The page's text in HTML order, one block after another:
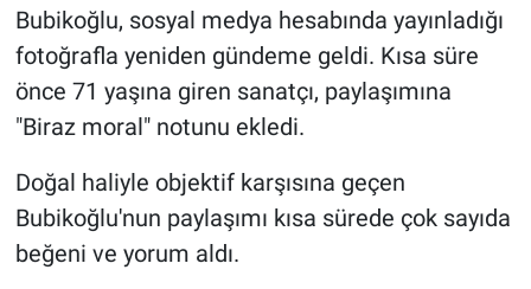
Bubikoğlu, sosyal medya hesabında yayınladığı
fotoğrafla yeniden gündeme geldi. Kısa süre
önce 71 yaşına giren sanatçı, paylaşımına
"Biraz moral" notunu ekledi.
Doğal haliyle objektif karşısına geçen
Bubikoğlu'nun paylaşımı kısa sürede çok sayıda
beğeni ve yorum aldı.
Bilim, Teknoloji